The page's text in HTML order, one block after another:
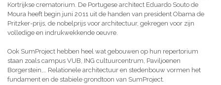
Kortrijkse crematorium. De Portugese architect Eduardo Souto de
Moura heeft begin juni 2011 uit de handen van president Obama de
Pritzker-prijs, de nobelprijs voor architectuur, gekregen voor zijn
volledige en indrukwekkende oeuvre.
Ook SumProject hebben heel wat gebouwen op hun repertorium
staan zoals campus VUB, ING cultuurcentrum, Paviljoenen
Borgerstein,… Relationele architectuur en stedenbouw vormen het
fundament en de stabiele grondtoon van SumProject.